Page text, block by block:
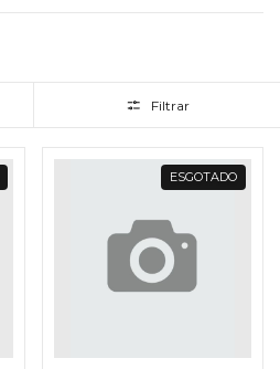
Filtrar
ESGOTADO